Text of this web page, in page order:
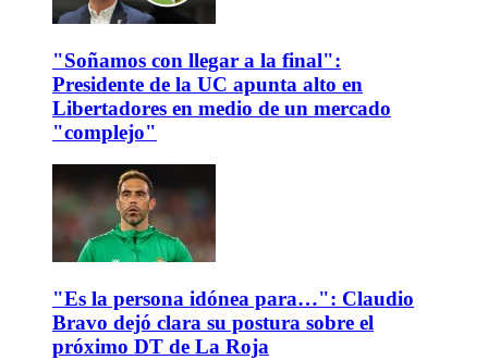
"Soñamos con llegar a la final":
Presidente de la UC apunta alto en
Libertadores en medio de un mercado
"complejo"
"Es la persona idónea para…": Claudio
Bravo dejó clara su postura sobre el
próximo DT de La Roja